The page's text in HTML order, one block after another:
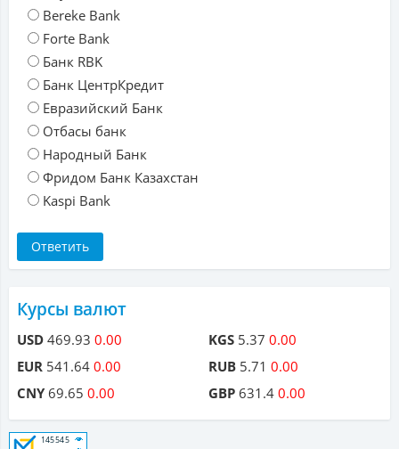
Bereke Bank
Forte Bank
Банк RBK
Банк ЦентрКредит
Евразийский Банк
Отбасы банк
Народный Банк
Фридом Банк Казахстан
Kaspi Bank
Курсы валют
USD 469.93 0.00
EUR 541.64 0.00
CNY69.65 0.00
KGS 5.37 0.00
RUB 5.71 0.00
GBP 631.4 0.00